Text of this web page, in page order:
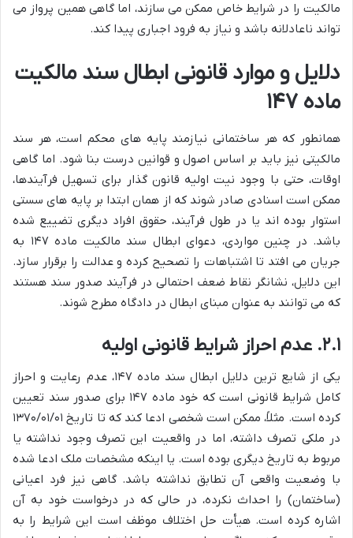
مالکیت را در شرایط خاص ممکن می سازند، اما گاهی همین پرواز می
تواند ناعادلانه باشد و نیاز به فرود اجباری پیدا کند.
دلایل و موارد قانونی ابطال سند مالکیت
ماده ۱۴۷
همانطور که هر ساختمانی نیازمند پایه های محکم است، هر سند
مالکیتی نیز باید بر اساس اصول و قوانین درست بنا شود. اما گاهی
اوقات، حتی با وجود نیت اولیه قانون گذار برای تسهیل فرآیندها،
ممکن است اسنادی صادر شوند که از همان ابتدا بر پایه های سستی
استوار بوده اند یا در طول فرآیند، حقوق افراد دیگری تضییع شده
باشد. در چنین مواردی، دعوای ابطال سند مالکیت ماده ۱۴۷ به
جریان می افتد تا اشتباهات را تصحیح کرده و عدالت را برقرار سازد.
این دلایل، نشانگر نقاط ضعف احتمالی در فرآیند صدور سند هستند
که می توانند به عنوان مبنای ابطال در دادگاه مطرح شوند.
۲.۱. عدم احراز شرایط قانونی اولیه
یکی از شایع ترین دلایل ابطال سند ماده ۱۴۷، عدم رعایت و احراز
کامل شرایط قانونی است که خود ماده ۱۴۷ برای صدور سند تعیین
کرده است. مثلاً، ممکن است شخصی ادعا کند که تا تاریخ ۱۳۷۰/۰۱/۰۱
در ملکی تصرف داشته، اما در واقعیت این تصرف وجود نداشته یا
مربوط به تاریخ دیگری بوده است. یا اینکه مشخصات ملک ادعا شده
با وضعیت واقعی آن تطابق نداشته باشد. گاهی نیز فرد اعیانی
(ساختمان) را احداث نکرده، در حالی که در درخواست خود به آن
اشاره کرده است. هیأت حل اختلاف موظف است این شرایط را به